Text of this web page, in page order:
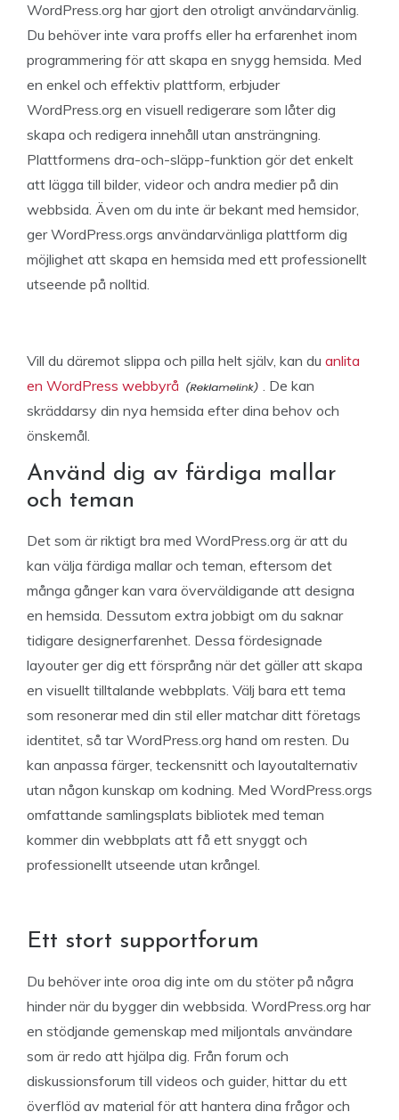
WordPress.org har gjort den otroligt användarvänlig.
Du behöver inte vara proffs eller ha erfarenhet inom
programmering för att skapa en snygg hemsida. Med
en enkel och effektiv plattform, erbjuder
WordPress.org en visuell redigerare som låter dig
skapa och redigera innehåll utan ansträngning.
Plattformens dra-och-släpp-funktion gör det enkelt
att lägga till bilder, videor och andra medier på din
webbsida. Även om du inte är bekant med hemsidor,
ger WordPress.orgs användarvänliga plattform dig
möjlighet att skapa en hemsida med ett professionellt
utseende på nolltid.
Vill du däremot slippa och pilla helt själv, kan du anlita
en WordPress webbyrå
. De kan
skräddarsy din nya hemsida efter dina behov och
önskemål.
Använd dig av färdiga mallar
och teman
Det som är riktigt bra med WordPress.org är att du
kan välja färdiga mallar och teman, eftersom det
många gånger kan vara överväldigande att designa
en hemsida. Dessutom extra jobbigt om du saknar
tidigare designerfarenhet. Dessa fördesignade
layouter ger dig ett försprång när det gäller att skapa
en visuellt tilltalande webbplats. Välj bara ett tema
som resonerar med din stil eller matchar ditt företags
identitet, så tar WordPress.org hand om resten. Du
kan anpassa färger, teckensnitt och layoutalternativ
utan någon kunskap om kodning. Med WordPress.orgs
omfattande samlingsplats bibliotek med teman
kommer din webbplats att få ett snyggt och
professionellt utseende utan krångel.
Ett stort supportforum
Du behöver inte oroa dig inte om du stöter på några
hinder när du bygger din webbsida. WordPress.org har
en stödjande gemenskap med miljontals användare
som är redo att hjälpa dig. Från forum och
diskussionsforum till videos och guider, hittar du ett
överflöd av material för att hantera dina frågor och